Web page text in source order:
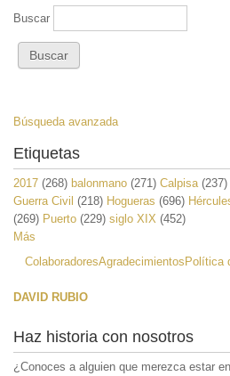
Buscar
Búsqueda avanzada
Etiquetas
2017 (268) balonmano (271) Calpisa (237)
Guerra Civil (218) Hogueras (696)
(269) Puerto (229) siglo XIX (452)
Más
ColaboradoresAgradecimientos Política
DAVID RUBIO
Haz historia con nosotros
¿Conoces a alguien que merezca estar